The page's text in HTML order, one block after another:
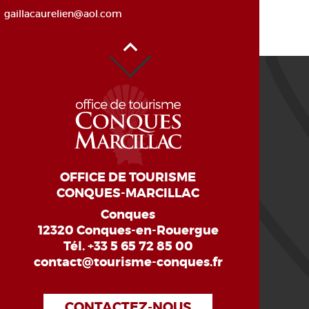
gaillacaurelien@aol.com
OFFICE DE TOURISME
CONQUES-MARCILLAC
Conques
12320 Conques-en-Rouergue
Tél.+33 5 65 72 85 00
contact@tourisme-conques.fr